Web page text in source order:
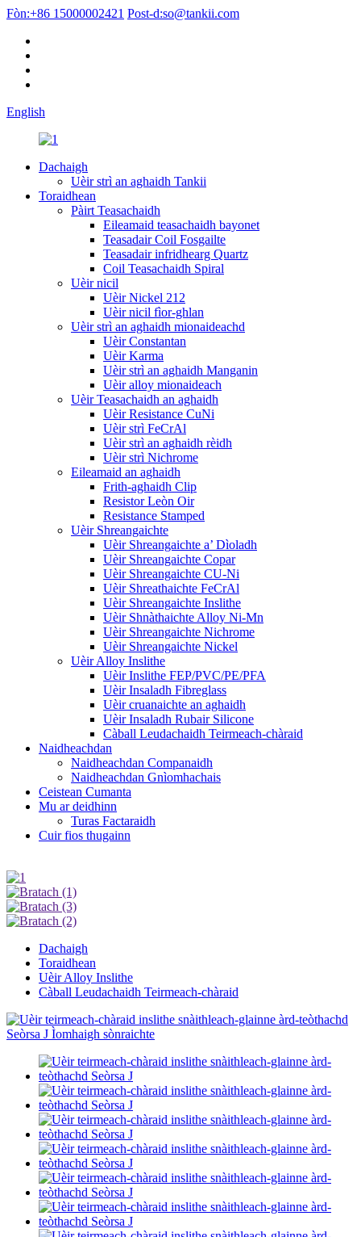
Fòn:+86 15000002421 Post-d:so@tankii.com
English
Dachaigh
Uèir strì an aghaidh Tankii
Toraidhean
Pàirt Teasachaidh
Eileamaid teasachaidh bayonet
Teasadair Coil Fosgailte
Teasadair infridhearg Quartz
Coil Teasachaidh Spiral
Uèir nicil
Uèir Nickel 212
Uèir nicil fìor-ghlan
Uèir strì an aghaidh mionaideachd
Uèir Constantan
Uèir Karma
Uèir strì an aghaidh Manganin
Uèir alloy mionaideach
Uèir Teasachaidh an aghaidh
Uèir Resistance CuNi
Uèir strì FeCrAl
Uèir strì an aghaidh rèidh
Uèir strì Nichrome
Eileamaid an aghaidh
Frith-aghaidh Clip
Resistor Leòn Oir
Resistance Stamped
Uèir Shreangaichte
Uèir Shreangaichte a’ Dìoladh
Uèir Shreangaichte Copar
Uèir Shreangaichte CU-Ni
Uèir Shreathaichte FeCrAl
Uèir Shreangaichte Inslithe
Uèir Shnàthaichte Alloy Ni-Mn
Uèir Shreangaichte Nichrome
Uèir Shreangaichte Nickel
Uèir Alloy Inslithe
Uèir Inslithe FEP/PVC/PE/PFA
Uèir Insaladh Fibreglass
Uèir cruanaichte an aghaidh
Uèir Insaladh Rubair Silicone
Càball Leudachaidh Teirmeach-chàraid
Naidheachdan
Naidheachdan Companaidh
Naidheachdan Gnìomhachais
Ceistean Cumanta
Mu ar deidhinn
Turas Factaraidh
Cuir fios thugainn
Dachaigh
Toraidhean
Uèir Alloy Inslithe
Càball Leudachaidh Teirmeach-chàraid